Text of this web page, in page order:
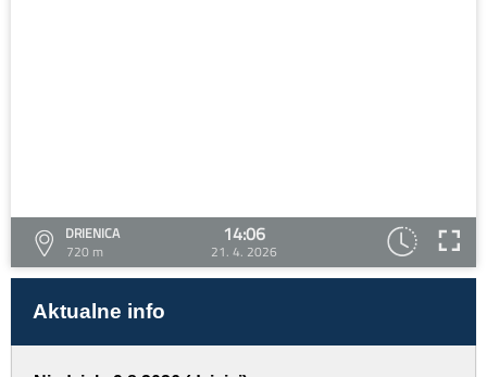
DRIENICA
720 m
14:06
21. 4. 2026
Aktualne info